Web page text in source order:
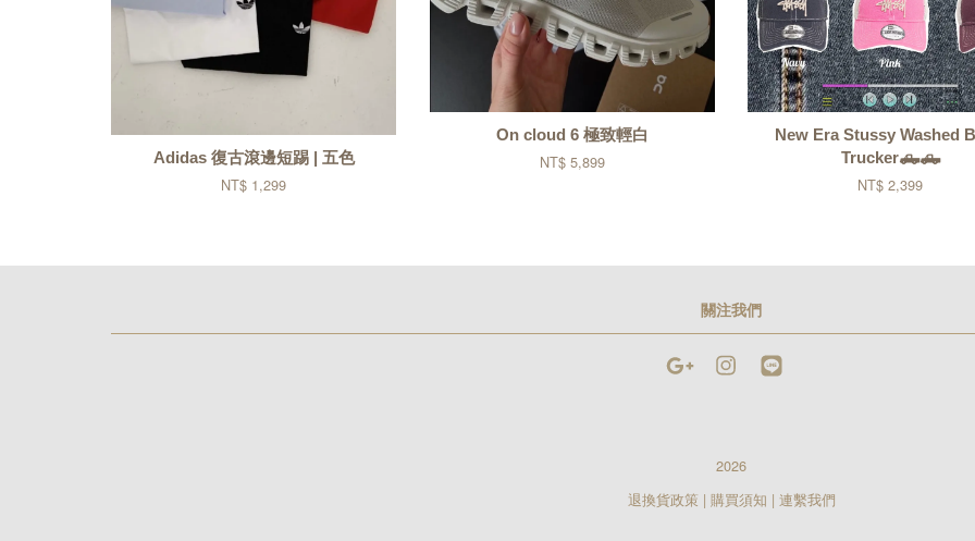
Adidas 復古滾邊短踢 | 五色
NT$ 1,299
On cloud 6 極致輕白
NT$ 5,899
New Era Stussy Washed
Trucker🛻🛻
NT$ 2,399
關注我們
Google Instagram
2026
退換貨政策 | 購買須知 | 連繫我們